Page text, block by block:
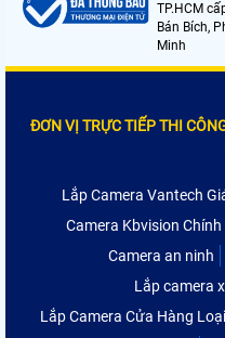
TP.HCM
Bán Bích,
Minh
ĐƠN VỊ TRỰC TIẾP THI
Lắp Camera Vantech
Camera Kbvision Chính
Camera an ninh
Lắp camera
Lắp Camera Cửa Hàng